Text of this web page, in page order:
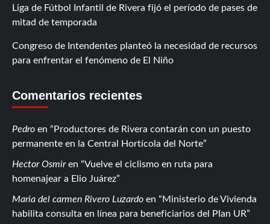
Liga de Fútbol Infantil de Rivera fijó el período de pases de
mitad de temporada
Congreso de Intendentes planteó la necesidad de recursos
para enfrentar el fenómeno de El Niño
Comentarios recientes
Pedro en
Productores de Rivera contarán con un puesto
permanente en la Central Hortícola del Norte
Hector Osmiren
Vuelve el ciclismo en ruta para
homenajear a Elio Juárez
Maria del carmen Rivero Luzardo en
Ministerio de Vivienda
habilita consulta en línea para beneficiarios del Plan UR